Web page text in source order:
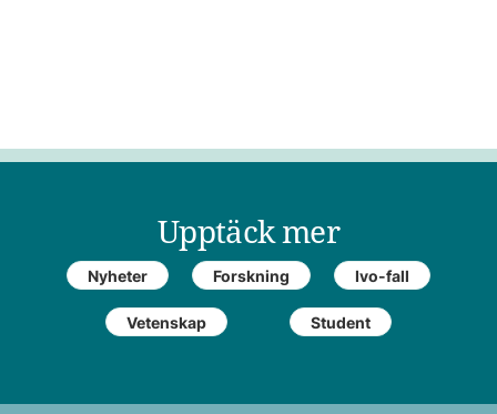
Upptäck mer
Nyheter Forskning Ivo-fall
Vetenskap Student